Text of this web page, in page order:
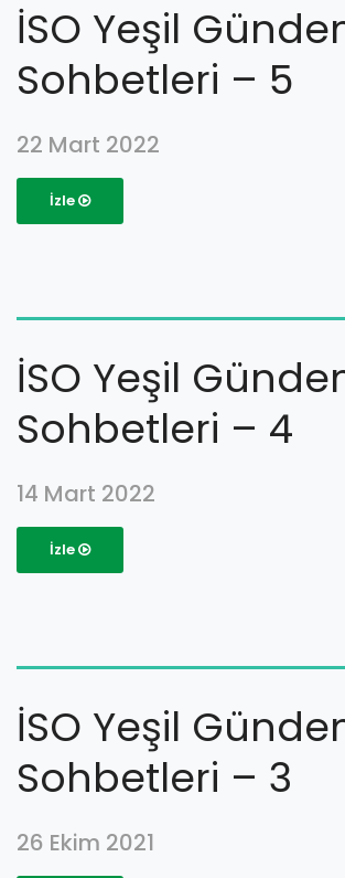
İSO Yeşil
Sohbetleri – 5
22 Mart 2022
İzle
İSO Yeşil
Sohbetleri – 4
14 Mart 2022
İzle
İSO Yeşil
Sohbetleri – 3
26 Ekim 2021